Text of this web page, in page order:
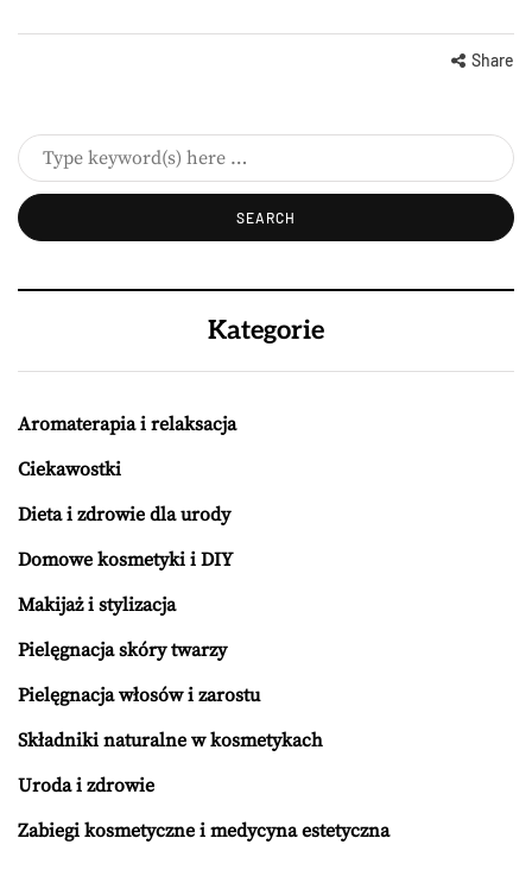
Share
Kategorie
Aromaterapia i relaksacja
Ciekawostki
Dieta i zdrowie dla urody
Domowe kosmetyki i DIY
Makijaż i stylizacja
Pielęgnacja skóry twarzy
Pielęgnacja włosów i zarostu
Składniki naturalne w kosmetykach
Uroda i zdrowie
Zabiegi kosmetyczne i medycyna estetyczna